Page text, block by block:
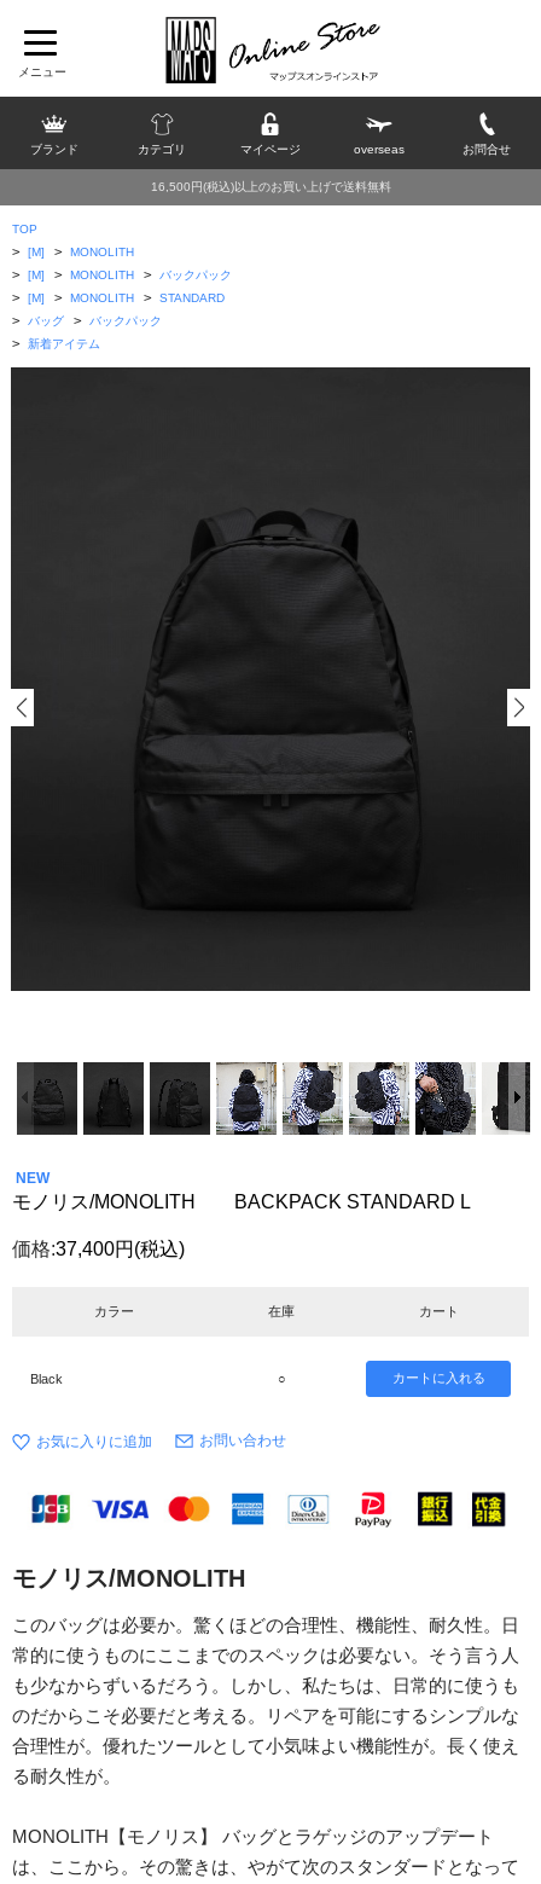
ブランド カテゴリ マイページ overseas お問合せ
16,500円(税込)以上のお買い上げで送料無料
TOP
> [M] > MONOLITH
> [M] > MONOLITH > バックパック
> [M] > MONOLITH > STANDARD
> バッグ > バックパック
> 新着アイテム
NEW
モノリス/MONOLITH BACKPACK STANDARD L
価格:37,400円 (税込)
カラー 在庫 カート
Black ○
お問い合わせ
モノリス/MONOLITH
このバッグは必要か。驚くほどの合理性、機能性、耐久性。日
常的に使うものにここまでのスペックは必要ない。そう言う人
も少なからずいるだろう。しかし、私たちは、日常的に使うも
のだからこそ必要だと考える。リペアを可能にするシンプルな
合理性が。優れたツールとして小気味よい機能性が。長く使え
る耐久性が。
MONOLITH【モノリス】 バッグとラゲッジのアップデート
は、ここから。その驚きは、やがて次のスタンダードとなって